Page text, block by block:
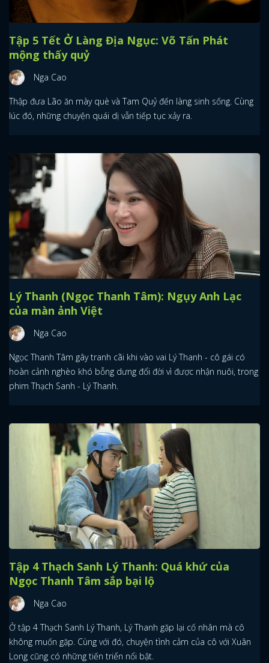
Tập 5 Tết Ở Làng Địa Ngục: Võ Tấn Phát
mộng thấy quỷ
Nga Cao
Thập đưa Lão ăn mày què và Tam Quỷ đến làng sinh sống. Cùng
lúc đó, những chuyện quái dị vẫn tiếp tục xảy ra.
Lý Thanh (Ngọc Thanh Tâm): Ngụy Anh Lạc
của màn ảnh Việt
Nga Cao
Ngọc Thanh Tâm gây tranh cãi khi vào vai Lý Thanh - cô gái có
hoàn cảnh nghèo khó bỗng dưng đổi đời vì được nhận nuôi, trong
phim Thạch Sanh - Lý Thanh.
Tập 4 Thạch Sanh Lý Thanh: Quá khứ của
Ngọc Thanh Tâm sắp bại lộ
Nga Cao
Ở tập 4 Thạch Sanh Lý Thanh, Lý Thanh gặp lại cố nhân mà cô
không muốn gặp. Cùng với đó, chuyện tình cảm của cô với Xuân
Long cũng có những tiến triển nổi bật.